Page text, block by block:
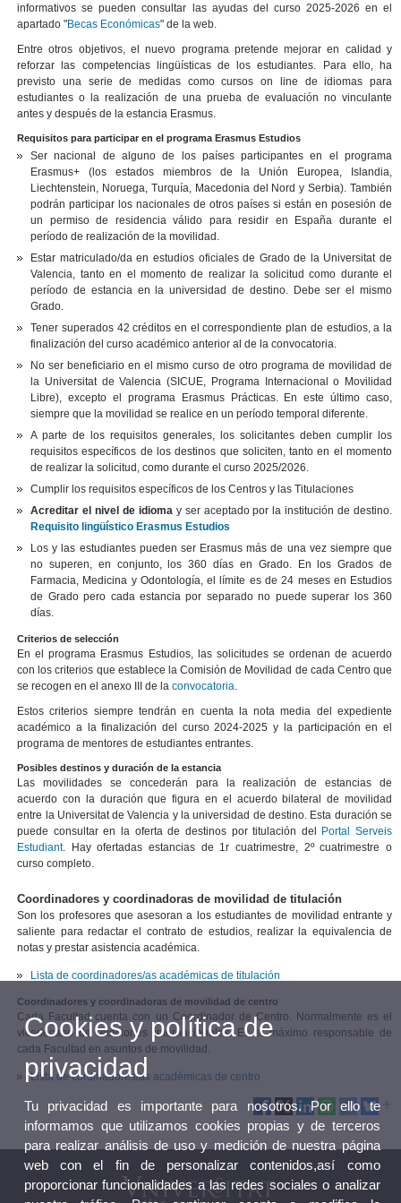
informativos se pueden consultar las ayudas del curso 2025-2026 en el
apartado "Becas Económicas" de la web.
Entre otros objetivos, el nuevo programa pretende mejorar en calidad y
reforzar las competencias lingüísticas de los estudiantes. Para ello, ha
previsto una serie de medidas como cursos on line de idiomas para
estudiantes o la realización de una prueba de evaluación no vinculante
antes y después de la estancia Erasmus.
Requisitos para participar en el programa Erasmus Estudios
Ser nacional de alguno de los países participantes en el programa
Erasmus+ (los estados miembros de la Unión Europea, Islandia,
Liechtenstein, Noruega, Turquía, Macedonia del Nord y Serbia). También
podrán participar los nacionales de otros países si están en posesión de
un permiso de residencia válido para residir en España durante el
período de realización de la movilidad.
Estar matriculado/da en estudios oficiales de Grado de la Universitat de
Valencia, tanto en el momento de realizar la solicitud como durante el
período de estancia en la universidad de destino. Debe ser el mismo
Grado.
Tener superados 42 créditos en el correspondiente plan de estudios, a la
finalización del curso académico anterior al de la convocatoria.
No ser beneficiario en el mismo curso de otro programa de movilidad de
la Universitat de Valencia (SICUE, Programa Internacional o Movilidad
Libre), excepto el programa Erasmus Prácticas. En este último caso,
siempre que la movilidad se realice en un período temporal diferente.
A parte de los requisitos generales, los solicitantes deben cumplir los
requisitos específicos de los destinos que soliciten, tanto en el momento
de realizar la solicitud, como durante el curso 2025/2026.
Cumplir los requisitos específicos de los Centros y las Titulaciones
Acreditar el nivel de idiomay ser aceptado por la institución de destino.
Requisito lingüístico Erasmus Estudios
Los y las estudiantes pueden ser Erasmus más de una vez siempre que
no superen, en conjunto, los 360 días en Grado. En los Grados de
Farmacia, Medicina y Odontología, el límite es de 24 meses en Estudios
de Grado pero cada estancia por separado no puede superar los 360
días.
Criterios de selección
En el programa Erasmus Estudios, las solicitudes se ordenan de acuerdo
con los criterios que establece la Comisión de Movilidad de cada Centro que
se recogen en el anexo III de la convocatoria.
Estos criterios siempre tendrán en cuenta la nota media del expediente
académico a la finalización del curso 2024-2025 y la participación en el
programa de mentores de estudiantes entrantes.
Posibles destinos y duración de la estancia
Las movilidades se concederán para la realización de estancias de
acuerdo con la duración que figura en el acuerdo bilateral de movilidad
entre la Universitat de Valencia y la universidad de destino. Esta duración se
puede consultar en la oferta de destinos por titulación del
Portal Serveis
Estudiant. Hay ofertadas estancias de 1r cuatrimestre, 2º cuatrimestre o
curso completo.
Coordinadores y coordinadoras de movilidad de titulación
Son los profesores que asesoran a los estudiantes de movilidad entrante y
saliente para redactar el contrato de estudios, realizar la equivalencia de
notas y prestar asistencia académica.
Lista de coordinadores/as académicas de titulación
Coordinadores y coordinadoras de movilidad de centro
Cada Facultad cuenta con un Coordinador de Centro. Normalmente es el
vicedecano de relaciones internacionales. Es el máximo responsable de
cada Facultad en asuntos de movilidad.
Lista de cordinadores/as académicas de centro
Cookies y política de
privacidad
Tu privacidad es importante para nosotros. Por ello te
informamos que utilizamos cookies propias y de terceros
para realizar análisis de uso y medición de nuestra página
web con el fin de personalizar contenidos,así como
proporcionar funcionalidades a las redes sociales o analizar